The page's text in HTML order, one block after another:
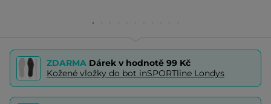
ZDARMA Dárek v hodnotě 99 Kč
Kožené vložky do bot inSPORTline Londys